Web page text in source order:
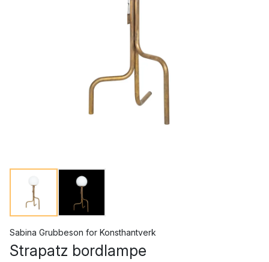
Sabina Grubbeson for Konsthantverk
Strapatz bordlampe